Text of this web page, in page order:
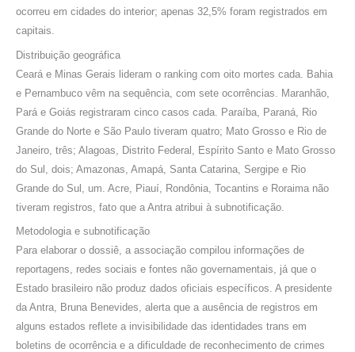
ocorreu em cidades do interior; apenas 32,5% foram registrados em
capitais.
Distribuição geográfica
Ceará e Minas Gerais lideram o ranking com oito mortes cada. Bahia
e Pernambuco vêm na sequência, com sete ocorrências. Maranhão,
Pará e Goiás registraram cinco casos cada. Paraíba, Paraná, Rio
Grande do Norte e São Paulo tiveram quatro; Mato Grosso e Rio de
Janeiro, três; Alagoas, Distrito Federal, Espírito Santo e Mato Grosso
do Sul, dois; Amazonas, Amapá, Santa Catarina, Sergipe e Rio
Grande do Sul, um. Acre, Piauí, Rondônia, Tocantins e Roraima não
tiveram registros, fato que a Antra atribui à subnotificação.
Metodologia e subnotificação
Para elaborar o dossiê, a associação compilou informações de
reportagens, redes sociais e fontes não governamentais, já que o
Estado brasileiro não produz dados oficiais específicos. A presidente
da Antra, Bruna Benevides, alerta que a ausência de registros em
alguns estados reflete a invisibilidade das identidades trans em
boletins de ocorrência e a dificuldade de reconhecimento de crimes